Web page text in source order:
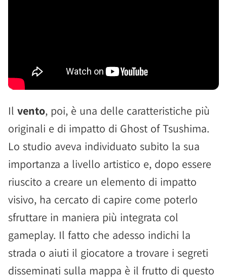
Il vento, poi, è una delle caratteristiche più
originali e di impatto di Ghost of Tsushima.
Lo studio aveva individuato subito la sua
importanza a livello artistico e, dopo essere
riuscito a creare un elemento di impatto
visivo, ha cercato di capire come poterlo
sfruttare in maniera più integrata col
gameplay. Il fatto che adesso indichi la
strada o aiuti il giocatore a trovare i segreti
disseminati sulla mappa è il frutto di questo